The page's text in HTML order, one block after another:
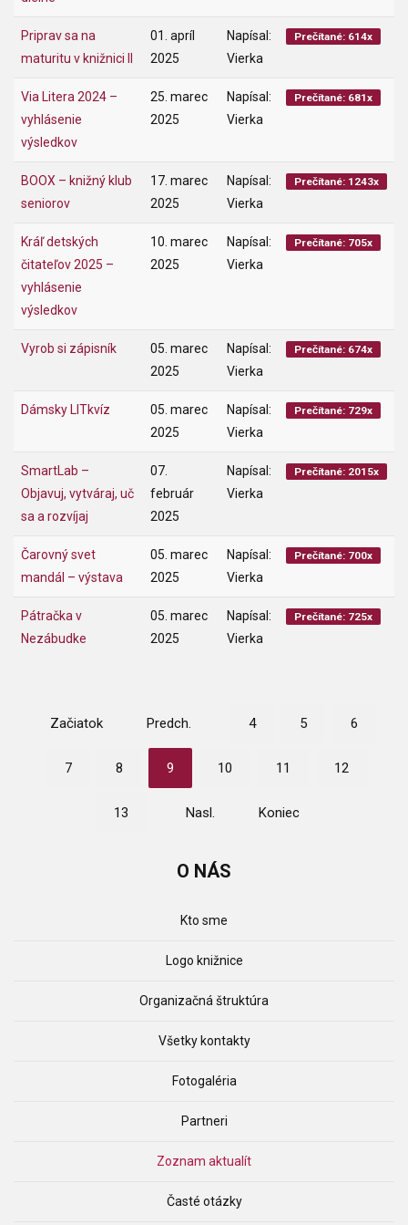
Priprav sa na
maturitu v knižnici II
01. apríl
2025
Napísal:
Vierka
Prečítané: 614x
Via Litera 2024 –
vyhlásenie
výsledkov
25. marec
2025
Napísal:
Vierka
Prečítané: 681x
BOOX – knižný klub
seniorov
17. marec
2025
Napísal:
Vierka
Prečítané: 1243x
Kráľ detských
čitateľov 2025 –
vyhlásenie
výsledkov
10. marec
2025
Napísal:
Vierka
Prečítané: 705x
Vyrob si zápisník
05. marec
2025
Napísal:
Vierka
Prečítané: 674x
Dámsky LITkvíz
05. marec
2025
Napísal:
Vierka
Prečítané: 729x
SmartLab –
Objavuj, vytváraj, uč
sa a rozvíjaj
07.
február
2025
Napísal:
Vierka
Prečítané: 2015x
Čarovný svet
mandál – výstava
05. marec
2025
Napísal:
Vierka
Prečítané: 700x
Pátračka v
Nezábudke
05. marec
2025
Napísal:
Vierka
Prečítané: 725x
Začiatok Predch. 4 5 6
7 8 9 10 11 12
13 Nasl. Koniec
O NÁS
Kto sme
Logo knižnice
Organizačná štruktúra
Všetky kontakty
Fotogaléria
Partneri
Zoznam aktualít
Časté otázky